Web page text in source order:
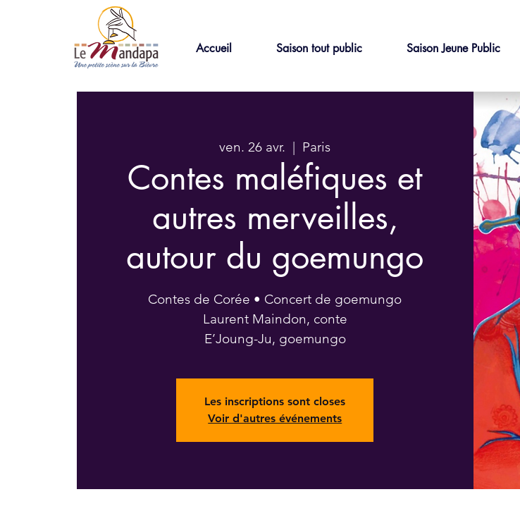
Accueil Saison tout public Saison Jeune Public
ven. 26 avr.
  |
Paris
Contes maléfiques et
autres merveilles,
autour du goemungo
Contes de Corée • Concert de goemungo
Laurent Maindon, conte
E’Joung-Ju, goemungo
Les inscriptions sont closes
Voir d'autres événements